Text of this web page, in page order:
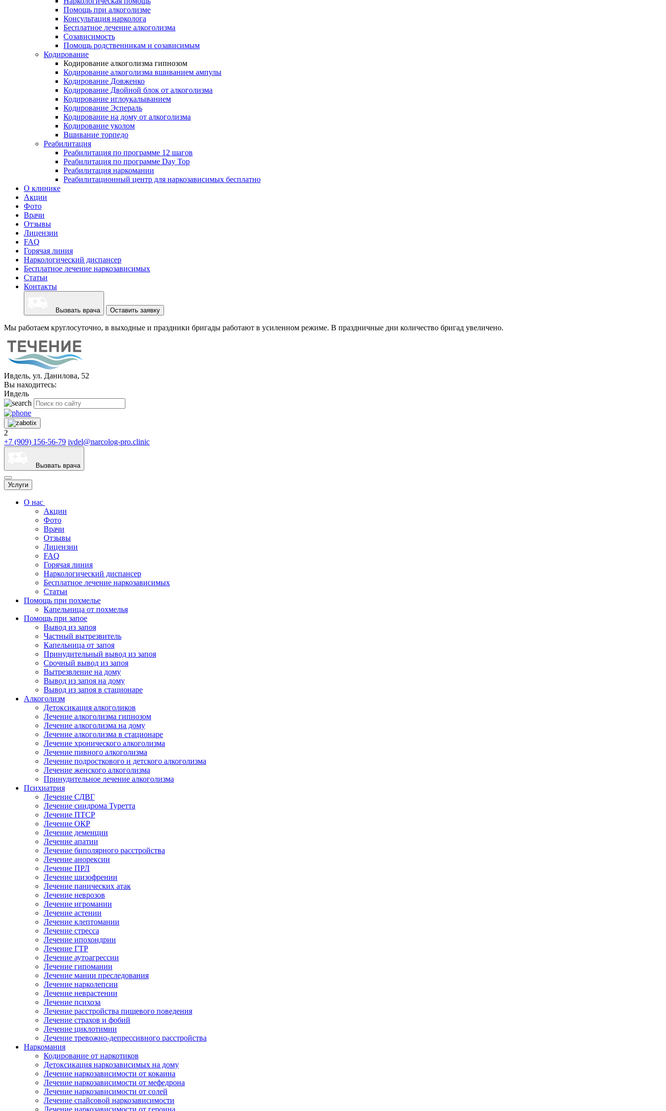
Помощь при алкоголизме
Консультация нарколога
Бесплатное лечение алкоголизма
Созависимость
Помощь родственникам и созависимым
Кодирование
Кодирование алкоголизма гипнозом
Кодирование алкоголизма вшиванием ампулы
Кодирование Довженко
Кодирование Двойной блок от алкоголизма
Кодирование иглоукалыванием
Кодирование Эспераль
Кодирование на дому от алкоголизма
Кодирование уколом
Вшивание торпедо
Реабилитация
Реабилитация по программе 12 шагов
Реабилитация по программе Day Top
Реабилитация наркомании
Реабилитационный центр для наркозависимых бесплатно
О клинике
Акции
Фото
Врачи
Отзывы
Лицензии
FAQ
Горячая линия
Наркологический диспансер
Бесплатное лечение наркозависимых
Статьи
Контакты
Вызвать врача Оставить заявку
Мы работаем круглосуточно, в выходные и праздники бригады работают в усиленном режиме. В праздничные дни количество бригад увеличено.
Ивдель, ул. Данилова, 52
Вы находитесь:
Ивдель
2
+7 (909) 156-56-79 ivdel@narcolog-pro.clinic
Вызвать врача
Услуги
О нас
Акции
Фото
Врачи
Отзывы
Лицензии
FAQ
Горячая линия
Наркологический диспансер
Бесплатное лечение наркозависимых
Статьи
Помощь при похмелье
Капельница от похмелья
Помощь при запое
Вывод из запоя
Частный вытрезвитель
Капельница от запоя
Принудительный вывод из запоя
Срочный вывод из запоя
Вытрезвление на дому
Вывод из запоя на дому
Вывод из запоя в стационаре
Алкоголизм
Детоксикация алкоголиков
Лечение алкоголизма гипнозом
Лечение алкоголизма на дому
Лечение алкоголизма в стационаре
Лечение хронического алкоголизма
Лечение пивного алкоголизма
Лечение подросткового и детского алкоголизма
Лечение женского алкоголизма
Принудительное лечение алкоголизма
Психиатрия
Лечение СДВГ
Лечение синдрома Туретта
Лечение ПТСР
Лечение ОКР
Лечение деменции
Лечение апатии
Лечение биполярного расстройства
Лечение анорексии
Лечение ПРЛ
Лечение шизофрении
Лечение панических атак
Лечение неврозов
Лечение игромании
Лечение астении
Лечение клептомании
Лечение стресса
Лечение ипохондрии
Лечение ГТР
Лечение аутоагрессии
Лечение гипомании
Лечение мании преследования
Лечение нарколепсии
Лечение неврастении
Лечение психоза
Лечение расстройства пищевого поведения
Лечение страхов и фобий
Лечение циклотимии
Лечение тревожно-депрессивного расстройства
Наркомания
Кодирование от наркотиков
Детоксикация наркозависимых на дому
Лечение наркозависимости от кокаина
Лечение наркозависимости от мефедрона
Лечение наркозависимости от солей
Лечение спайсовой наркозависимости
Лечение наркозависимости от героина